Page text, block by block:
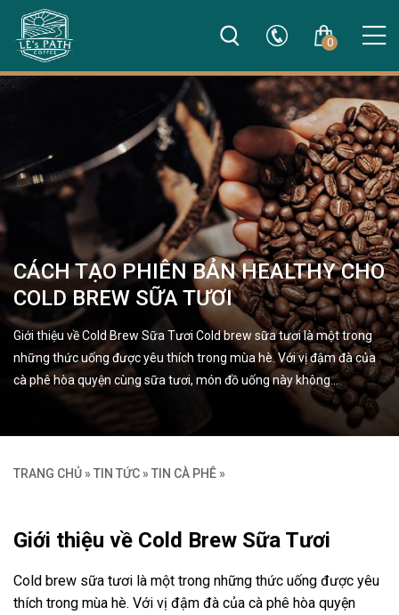
0
CÁCH TẠO PHIÊN BẢN HEALTHY CHO
COLD BREW SỮA TƯƠI
Giới thiệu về Cold Brew Sữa Tươi Cold brew sữa tươi là một trong
những thức uống được yêu thích trong mùa hè. Với vị đậm đà của
cà phê hòa quyện cùng sữa tươi, món đồ uống này không…
TRANG CHỦ » TIN TỨC » TIN CÀ PHÊ »
Giới thiệu về Cold Brew Sữa Tươi
Cold brew sữa tươi là một trong những thức uống được yêu
thích trong mùa hè. Với vị đậm đà của cà phê hòa quyện